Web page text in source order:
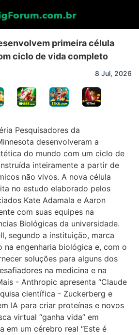
primeira célula
ciclo de vida completo
8 Jul, 2026
Pesquisadores da
desenvolveram a
do mundo com um ciclo de
inteiramente a partir de
não vivos. A nova célula
no estudo elaborado pelos
Kate Adamala e Aaron
com suas equipes na
Biológicas da universidade.
segundo a instituição, marca
na engenharia biológica e, com o
soluções para alguns dos
na medicina e na
- Anthropic apresenta “Claude
científica - Zuckerberg e
IA para criar proteínas e novos
virtual “ganha vida” em
em um cérebro real “Este é